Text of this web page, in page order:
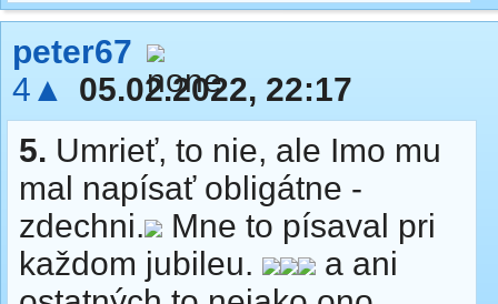
peter67
4▲
05.02.2022, 22:17
5. Umrieť, to nie, ale Imo mu
mal napísať obligátne -
zdechni.
Mne to písaval pri
každom jubileu.
a ani